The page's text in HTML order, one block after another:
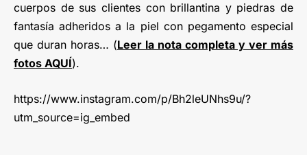
cuerpos de sus clientes con brillantina y piedras de
fantasía adheridos a la piel con pegamento especial
que duran horas… (Leer la nota completa y ver más
fotos AQUÍ).
https://www.instagram.com/p/Bh2leUNhs9u/?
utm_source=ig_embed